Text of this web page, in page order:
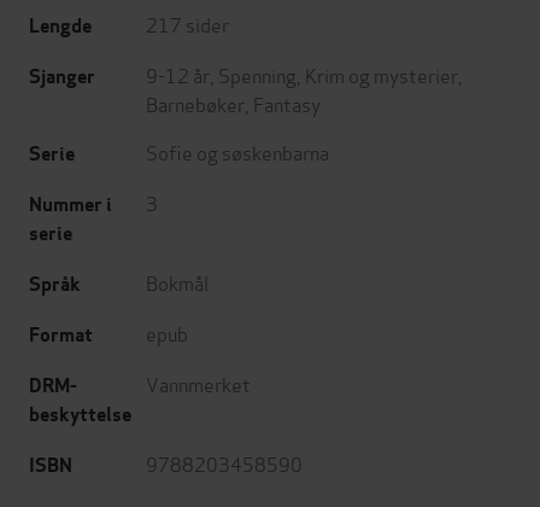
Lengde 217 sider
Sjanger 9-12 år Spenning Krim og mysterier
Barnebøker Fantasy
Serie Sofie og søskenbarna
Nummer i
serie
3
Språk Bokmål
Format epub
DRM-
beskyttelse
Vannmerket
ISBN 9788203458590